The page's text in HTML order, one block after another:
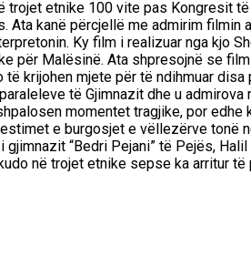
trojet etnike 100 vite pas Kongresit
kanë përcjellë me admirim
Ky film i realizuar nga kjo
për Malësinë. Ata shpresojnë se
krijohen mjete për të ndihmuar
të Gjimnazit dhe u
momentet tragjike, por
e burgosjet e vëllezërve tonë
“Bedri Pejani” të Pejës,
në trojet etnike sepse ka arritur